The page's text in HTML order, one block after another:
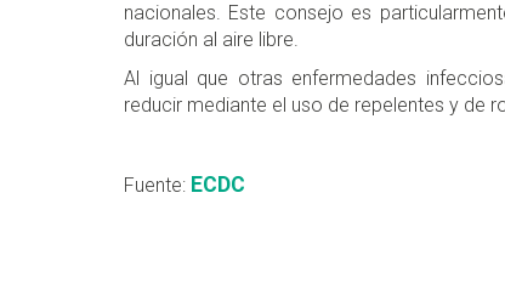
nacionales. Este consejo es
duración al aire libre.
Al igual que otras enfermedades
reducir mediante el uso de repelentes y de
Fuente: ECDC